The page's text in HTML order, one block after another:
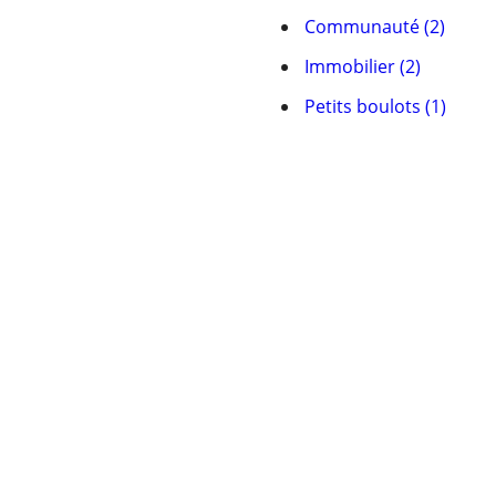
Communauté (2)
Immobilier (2)
Petits boulots (1)